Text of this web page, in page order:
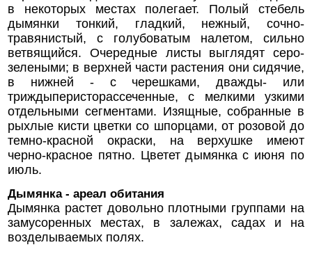
в некоторых местах полегает. Полый стебель
дымянки тонкий, гладкий, нежный, сочно-
травянистый, с голубоватым налетом, сильно
ветвящийся. Очередные листы выглядят серо-
зелеными; в верхней части растения они сидячие,
в нижней - с черешками, дважды- или
триждыперисторассеченные, с мелкими узкими
отдельными сегментами. Изящные, собранные в
рыхлые кисти цветки со шпорцами, от розовой до
темно-красной окраски, на верхушке имеют
черно-красное пятно. Цветет дымянка с июня по
июль.
Дымянка - ареал обитания
Дымянка растет довольно плотными группами на
замусоренных местах, в залежах, садах и на
возделываемых полях.